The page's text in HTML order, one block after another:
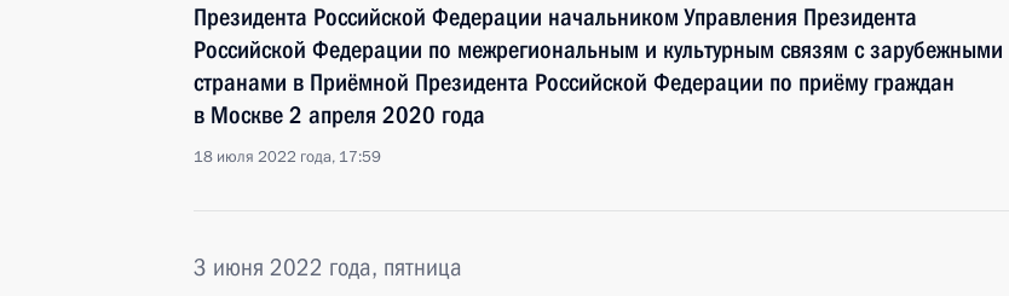
Президента Российской Федерации начальником Управления Президента
Российской Федерации по межрегиональным и культурным связям с зарубежными
странами в Приёмной Президента Российской Федерации по приёму граждан
в Москве 2 апреля 2020 года
18 июля 2022 года, 17:59
3 июня 2022 года, пятница